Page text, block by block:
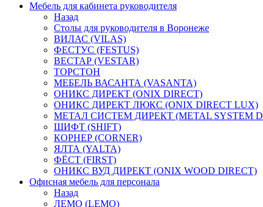
Мебель для кабинета руководителя
Назад
Столы для руководителя в Воронеже
ВИЛАС (VILAS)
ФЕСТУС (FESTUS)
ВЕСТАР (VESTAR)
ТОРСТОН
МЕБЕЛЬ ВАСАНТА (VASANTA)
ОНИКС ДИРЕКТ (ONIX DIRECT)
ОНИКС ДИРЕКТ ЛЮКС (ONIX DIRECT LUX)
МЕТАЛ СИСТЕМ ДИРЕКТ (METAL SYSTEM
ШИФТ (SHIFT)
КОРНЕР (CORNER)
ЯЛТА (YALTA)
ФЁСТ (FIRST)
ОНИКС ВУД ДИРЕКТ (ONIX WOOD DIRECT)
Офисная мебель для персонала
Назад
ЛЕМО (LEMO)